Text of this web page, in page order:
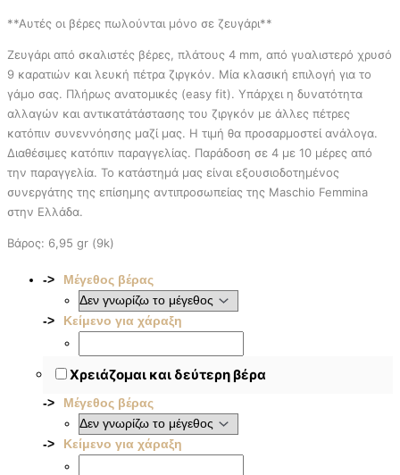
**Αυτές οι βέρες πωλούνται μόνο σε ζευγάρι**
Ζευγάρι από σκαλιστές βέρες, πλάτους 4 mm, από γυαλιστερό χρυσό
9 καρατιών και λευκή πέτρα ζιργκόν. Μία κλασική επιλογή για το
γάμο σας. Πλήρως ανατομικές (easy fit). Υπάρχει η δυνατότητα
αλλαγών και αντικατάτάστασης του ζιργκόν με άλλες πέτρες
κατόπιν συνεννόησης μαζί μας. Η τιμή θα προσαρμοστεί ανάλογα.
Διαθέσιμες κατόπιν παραγγελίας. Παράδοση σε 4 με 10 μέρες από
την παραγγελία. To κατάστημά μας είναι εξουσιοδοτημένος
συνεργάτης της επίσημης αντιπροσωπείας της Maschio Femmina
στην Ελλάδα.
Βάρος: 6,95 gr (9k)
Μέγεθος βέρας
Κείμενο για χάραξη
Χρειάζομαι και δεύτερη βέρα
Μέγεθος βέρας
Κείμενο για χάραξη